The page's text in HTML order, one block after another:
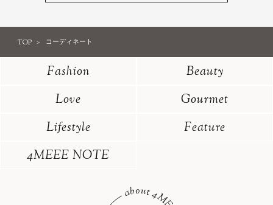
TOP コーディネート
Fashion
Beauty
Love
Gourmet
Lifestyle
Feature
4MEEE NOTE